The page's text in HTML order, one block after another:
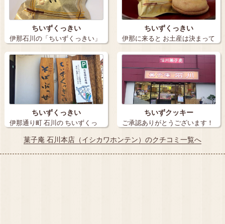
ちいずくっきい
伊那石川の「ちいずくっきい」
は我が家の定…
ちいずくっきい
伊那に来ると お土産は決まって
この 「ち…
ちいずくっきい
伊那通り町 石川の ちいずくっ
きい …
ちいずクッキー
ご承認ありがとうございます！
伊那市の…
菓子庵 石川本店（イシカワホンテン）のクチコミ一覧へ